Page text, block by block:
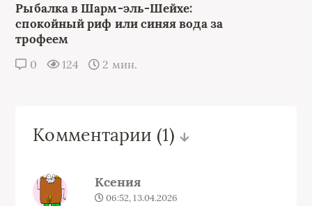
Рыбалка в Шарм-эль-Шейхе:
спокойный риф или синяя вода за
трофеем
0 124 2 мин.
Комментарии (1)
Ксения
06:52, 13.04.2026